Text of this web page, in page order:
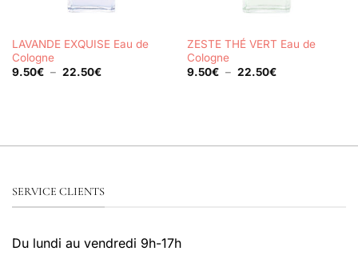
LAVANDE EXQUISE Eau de
Cologne
9.50€ – 22.50€Plage
ZESTE THÉ VERT Eau de
Cologne
9.50€ – 22.50€Plage
SERVICE CLIENTS
Du lundi au vendredi 9h-17h